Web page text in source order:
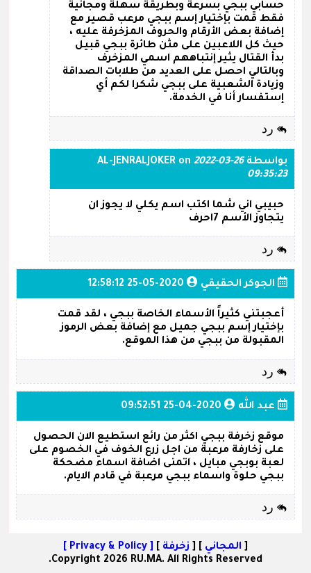
حسابي ببجي بسرعة وبطريقة سهلة ومجانية
فقط قمت بإختيار إسم ببجي مرعب قصير مع
إضافة بعض الأرقام والحروف المزخرفة عليه ،
حيث كل اللاعبين على مثن طائرة ببجي قبيل
بدأ القتال يثير إنتباههم اسمي المزخرف
وبالتالي احصل على العديد من طلابات الصداقة
وزيادة الشعبية على ببجي شكرا لكم أي
إستفسار أنا في الخدمة.
رد
بواسطة AL-JENRALJOKER on 2022-03-26
09:35:23
حبيبي اني شما اكتب اسم يكلي لا يجوز ان
يتجاوز الأسم 7احرف
رد
الجوكر الحقيقي 2020-05-25 12:58:12
أعجبتني كثيراً الأسماء الخاصة ببجي ، لقد قمت
بإختيار إسم ببجي جميل مع إضافة بعض الرموز
المقبولة من ببجي من هذا الموقع.
رد
عبد الله 2020-04-25 09:52:51
موقع زخرفة ببجي اكثر من رائع استطيع الان الحصول
على زخارفة مرعبة من اجل زرع الخوف في الخصوم على
لعبة بوبجي مبايل ، اتمنى اضافة اسماء مضحكة
ببجي حلوة واسماء ببجي مرعبة في قادم الايام.
رد
[ المجاني ] [ زخرفة ]
[ Privacy & Policy ]
Copyright 2026 RU.MA. All Rights Reserved.